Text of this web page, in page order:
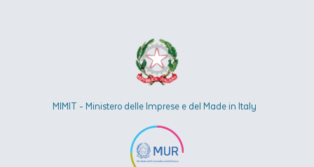
MIMIT - Ministero delle Imprese e del Made in Italy